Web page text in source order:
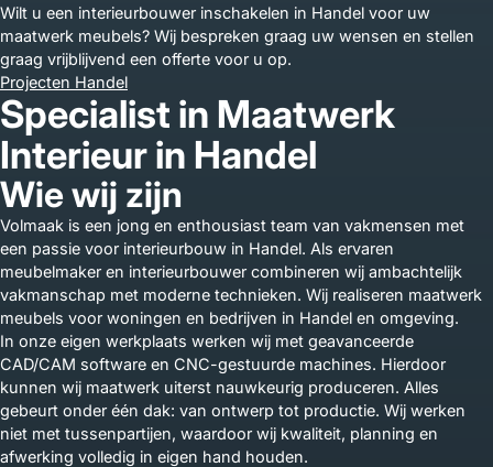
Wilt u een interieurbouwer inschakelen in Handel voor uw
maatwerk meubels? Wij bespreken graag uw wensen en stellen
graag vrijblijvend een offerte voor u op.
Projecten Handel
Specialist in Maatwerk
Interieur in Handel
Wie wij zijn
Volmaak is een jong en enthousiast team van vakmensen met
een passie voor interieurbouw in Handel. Als ervaren
meubelmaker en interieurbouwer combineren wij ambachtelijk
vakmanschap met moderne technieken. Wij realiseren maatwerk
meubels voor woningen en bedrijven in Handel en omgeving.
In onze eigen werkplaats werken wij met geavanceerde
CAD/CAM software en CNC-gestuurde machines. Hierdoor
kunnen wij maatwerk uiterst nauwkeurig produceren. Alles
gebeurt onder één dak: van ontwerp tot productie. Wij werken
niet met tussenpartijen, waardoor wij kwaliteit, planning en
afwerking volledig in eigen hand houden.